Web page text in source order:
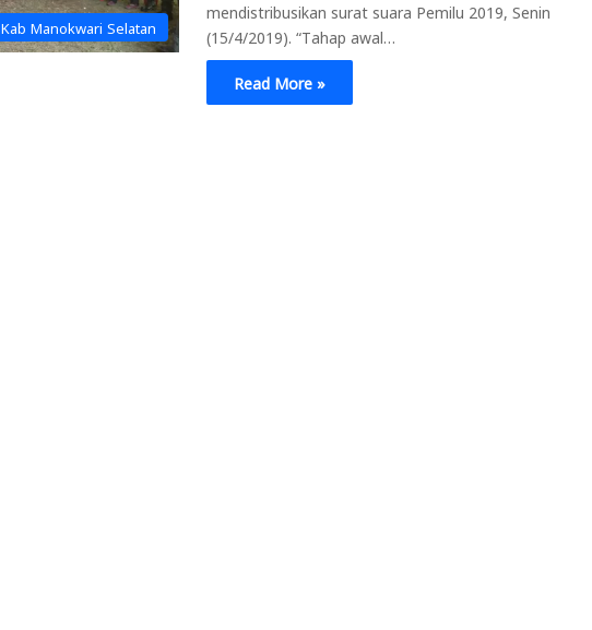
Kab Manokwari Selatan
mendistribusikan surat suara Pemilu 2019, Senin
(15/4/2019). “Tahap awal…
Read More »